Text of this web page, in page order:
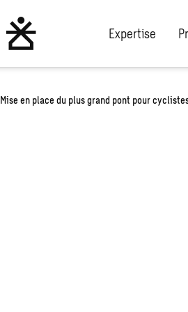
Expertise
Mise en place du plus grand pont pour